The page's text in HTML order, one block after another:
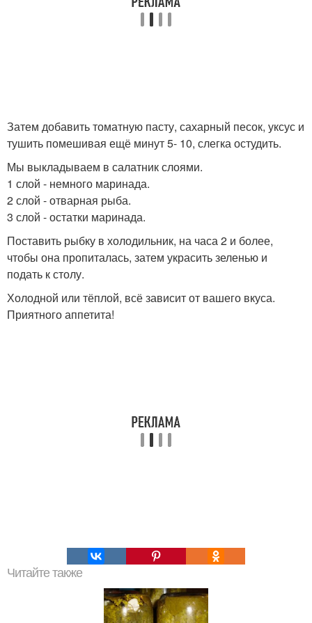
Затем добавить томатную пасту, сахарный песок, уксус и
тушить помешивая ещё минут 5- 10, слегка остудить.
Мы выкладываем в салатник слоями.
1 слой - немного маринада.
2 слой - отварная рыба.
3 слой - остатки маринада.
Поставить рыбку в холодильник, на часа 2 и более,
чтобы она пропиталась, затем украсить зеленью и
подать к столу.
Холодной или тёплой, всё зависит от вашего вкуса.
Приятного аппетита!
Читайте также